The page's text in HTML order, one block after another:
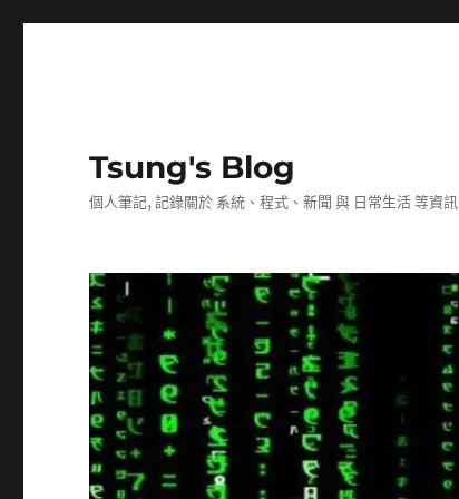
Tsung's Blog
個人筆記, 記錄關於 系統、程式、新聞 與 日常生活 等資訊